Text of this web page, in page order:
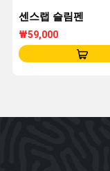
센스랩 슬림펜
₩59,000